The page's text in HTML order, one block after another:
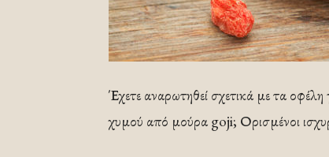
Έχετε αναρωτηθεί σχετικά με τα
χυμού από μούρα goji; Ορισμένοι